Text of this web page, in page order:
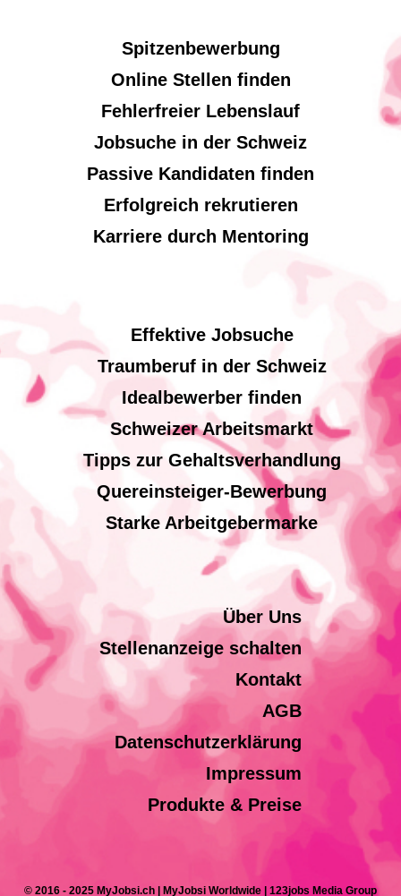
Spitzenbewerbung
Online Stellen finden
Fehlerfreier Lebenslauf
Jobsuche in der Schweiz
Passive Kandidaten finden
Erfolgreich rekrutieren
Karriere durch Mentoring
Effektive Jobsuche
Traumberuf in der Schweiz
Idealbewerber finden
Schweizer Arbeitsmarkt
Tipps zur Gehaltsverhandlung
Quereinsteiger-Bewerbung
Starke Arbeitgebermarke
Über Uns
Stellenanzeige schalten
Kontakt
AGB
Datenschutzerklärung
Impressum
Produkte & Preise
© 2016 - 2025 MyJobsi.ch | MyJobsi Worldwide | 123jobs Media Group